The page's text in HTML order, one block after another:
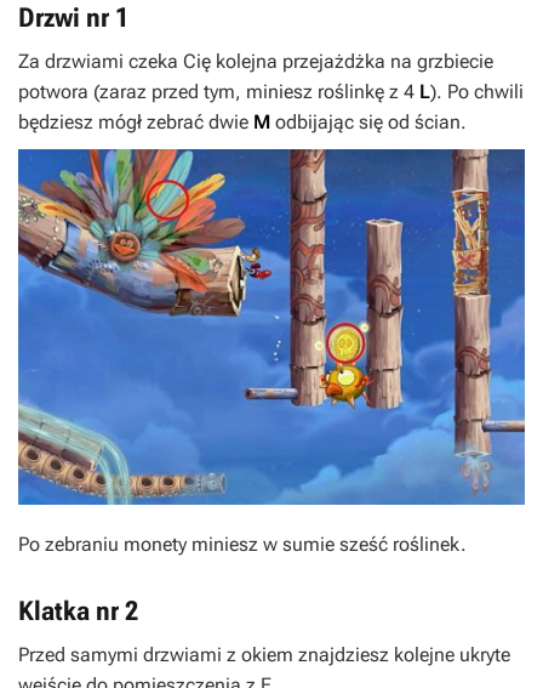
Drzwi nr 1
Za drzwiami czeka Cię kolejna przejażdżka na grzbiecie
potwora (zaraz przed tym, miniesz roślinkę z 4 L). Po chwili
będziesz mógł zebrać dwie M odbijając się od ścian.
Po zebraniu monety miniesz w sumie sześć roślinek.
Klatka nr 2
Przed samymi drzwiami z okiem znajdziesz kolejne ukryte